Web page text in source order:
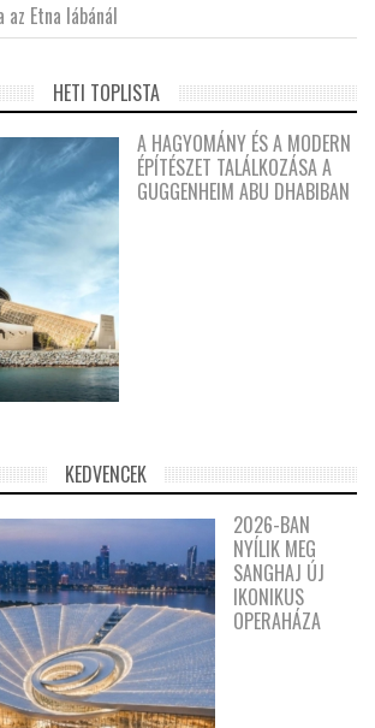
Etna lábánál
HETI TOPLISTA
A HAGYOMÁNY ÉS A MODERN
ÉPÍTÉSZET TALÁLKOZÁSA A
GUGGENHEIM ABU DHABIBAN
KEDVENCEK
2026-BAN
NYÍLIK MEG
SANGHAJ ÚJ
IKONIKUS
OPERAHÁZA